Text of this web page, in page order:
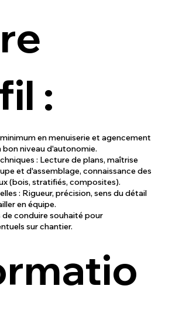
:
en menuiserie et agencement
bon niveau d'autonomie.
: Lecture de plans, maîtrise
et d'assemblage, connaissance des
(bois, stratifiés, composites).
: Rigueur, précision, sens du détail
en équipe.
de conduire souhaité pour
sur chantier.